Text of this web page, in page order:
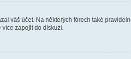
váš účet. Na některých fórech také
zapojit do diskuzí.